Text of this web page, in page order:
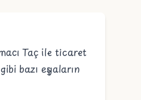
Taç ile ticaret
gibi bazı eşyaların